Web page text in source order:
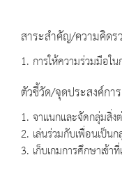
สาระสำคัญ/ความคิด
1. การให้ความร่วมมือใ
ตัวชี้วัด/จุดประสงค์กา
1. จาแนกและจัดกลุ่มสิ่ง
2. เล่นร่วมกับเพื่อนเป็น
3. เก็บเกมการศึกษาเข้า